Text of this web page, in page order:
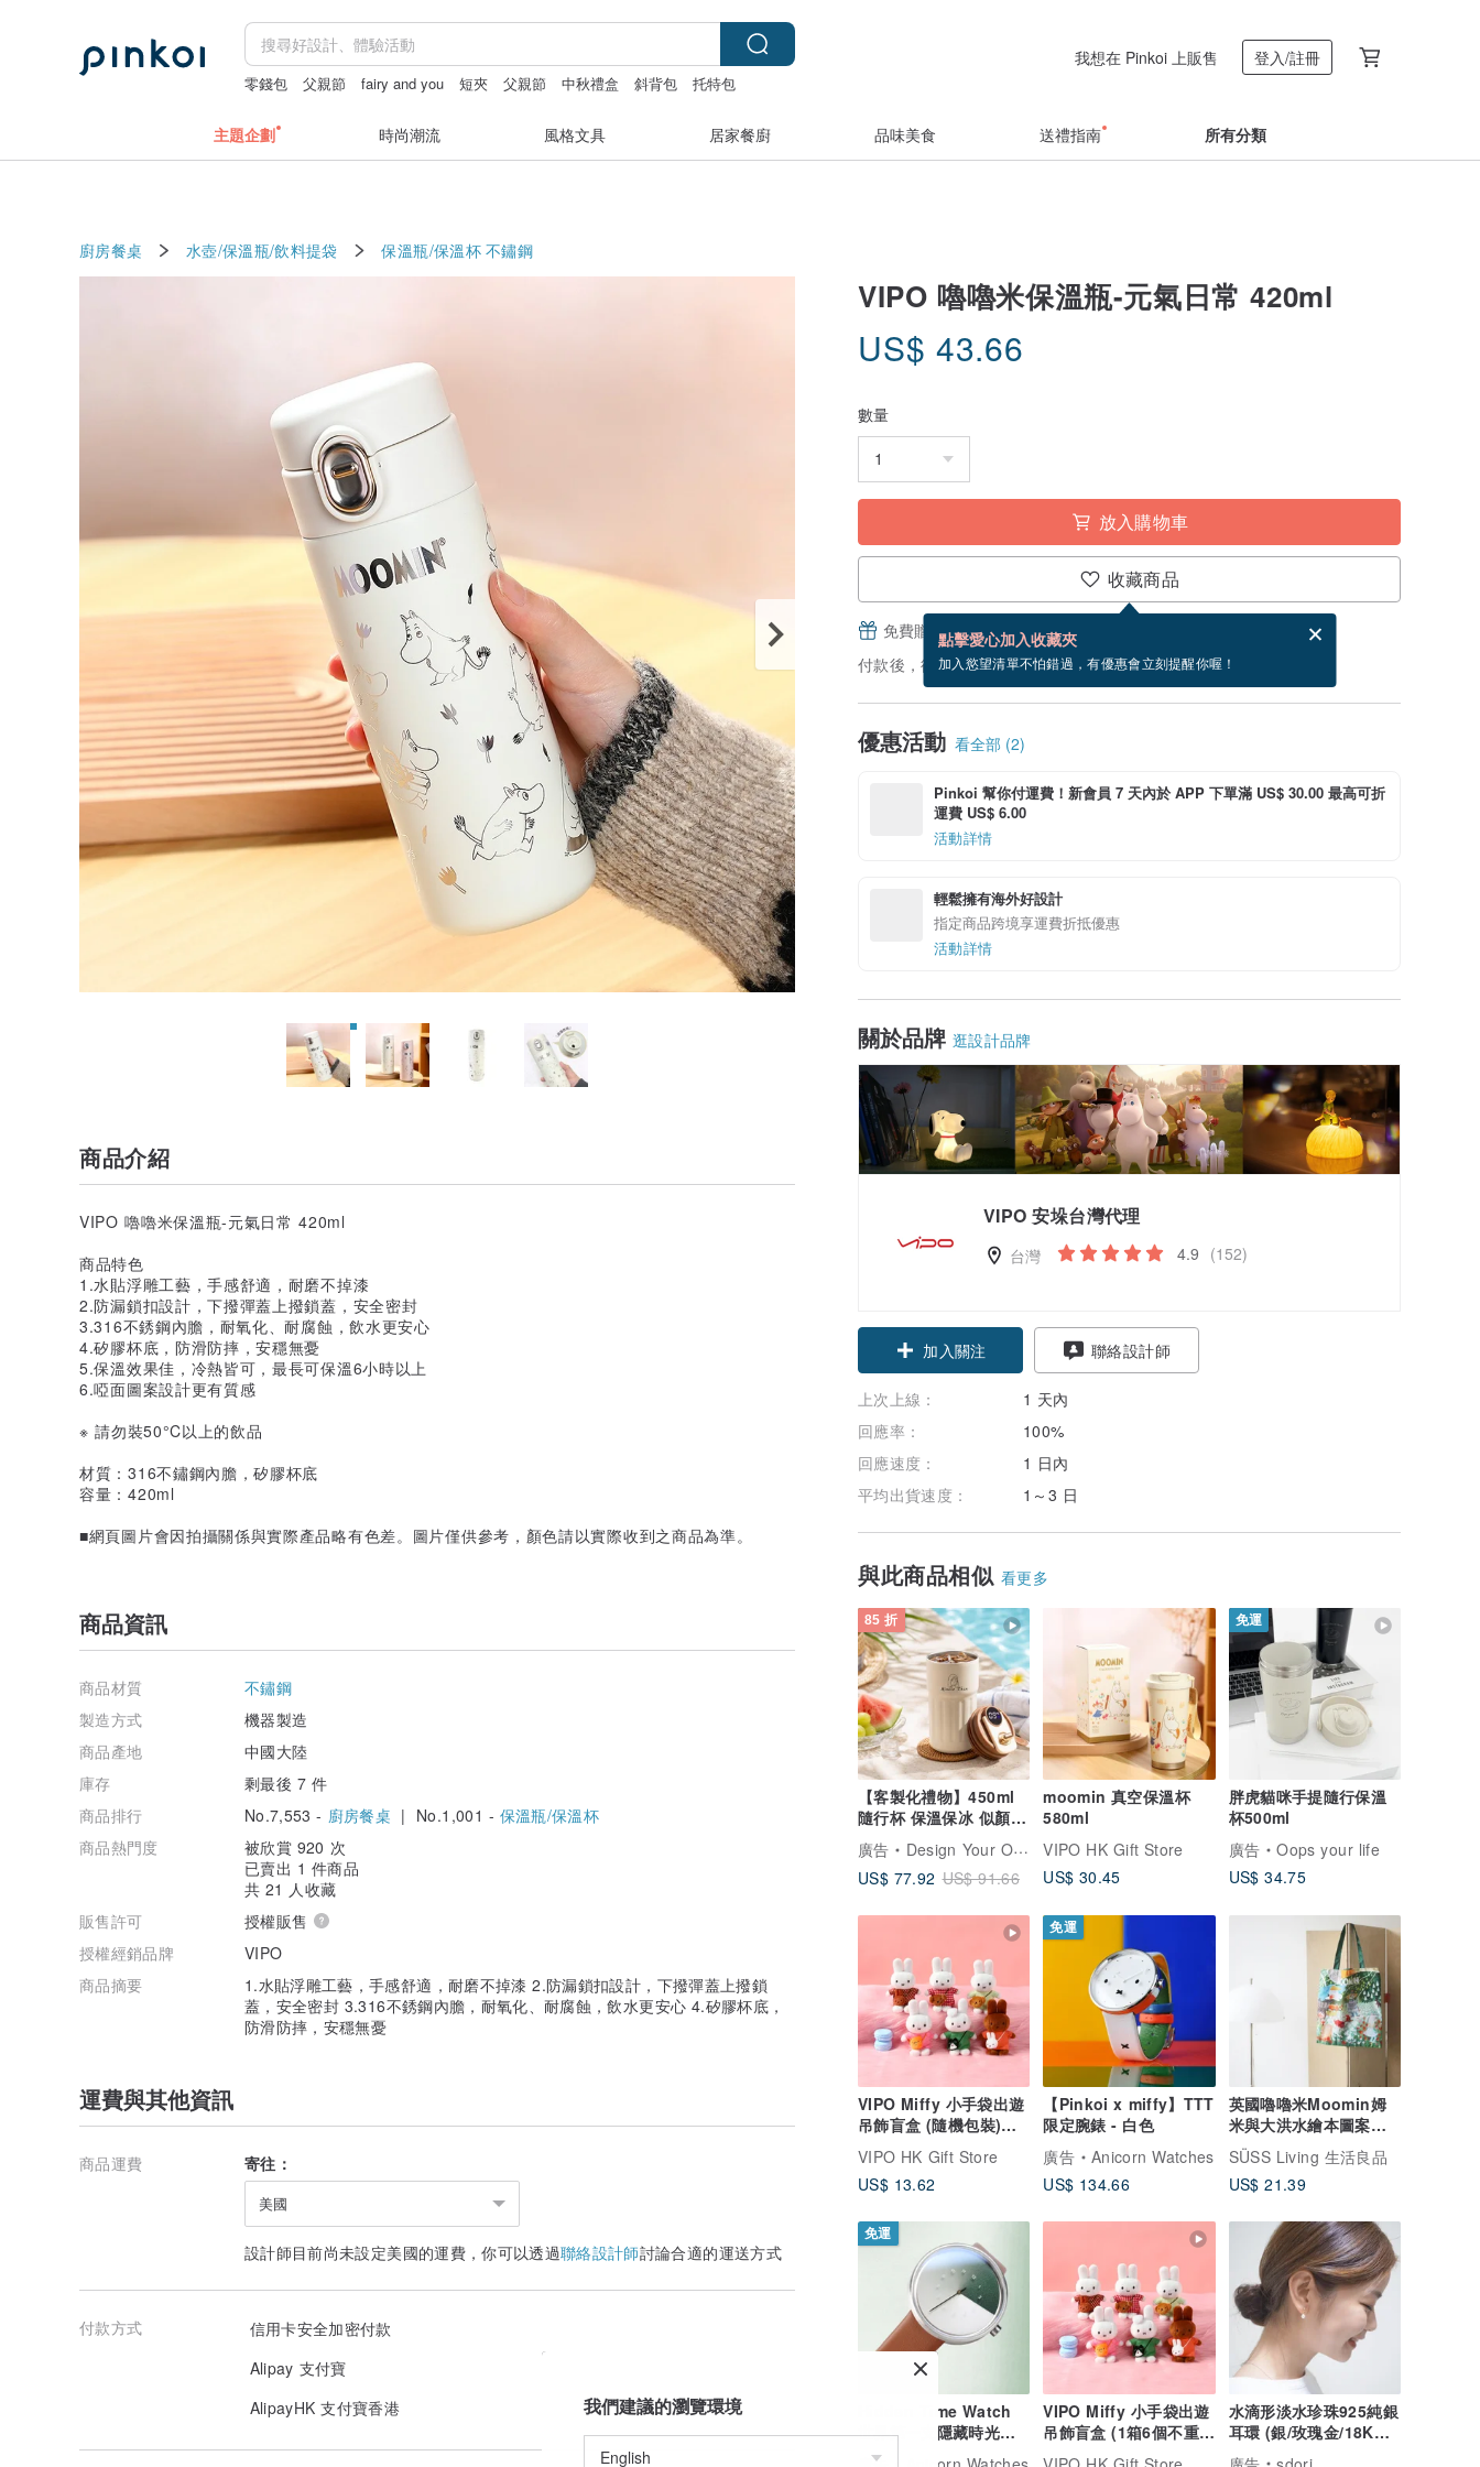
零錢包 父親節 fairy and you 短夾 父親節 中秋禮盒 斜背包 托特包
我想在 Pinkoi 上販售 登入/註冊
主題企劃 時尚潮流 風格文具 居家餐廚 品味美食 送禮指南 所有分類
廚房餐桌 水壺/保溫瓶/飲料提袋 保溫瓶/保溫杯 不鏽鋼
VIPO 嚕嚕米保溫瓶-元氣日常 420ml
US$ 43.66
數量
放入購物車
收藏商品
點擊愛心加入收藏夾
加入慾望清單不怕錯過，有優惠會立刻提醒你喔！
免費贈送電子賀卡，結帳完成後填寫
付款後，從備貨到寄出商品為 2 個工作天。（不包含假日）
優惠活動 看全部 (2)
Pinkoi 幫你付運費！新會員 7 天內於 APP 下單滿 US$ 30.00 最高可折
運費 US$ 6.00
活動詳情
輕鬆擁有海外好設計
指定商品跨境享運費折抵優惠
活動詳情
關於品牌 逛設計品牌
VIPO 安垛台灣代理
台灣 4.9 (152)
加入關注 聯絡設計師
上次上線：
1 天內
回應率：
100%
回應速度：
1 日內
平均出貨速度：
1～3 日
與此商品相似 看更多
85 折
【客製化禮物】450ml
隨行杯 保溫保冰 似顏繪
人像訂製 智能顯溫
廣告
Design Your Own Wine 香港酒瓶雕刻禮品專門店
US$ 77.92 US$ 91.66
moomin 真空保溫杯
580ml
VIPO HK Gift Store
US$ 30.45
免運
胖虎貓咪手提隨行保溫
杯500ml
廣告
Oops your life
US$ 34.75
VIPO Miffy 小手袋出遊
吊飾盲盒 (隨機包裝)
MIF37560
VIPO HK Gift Store
US$ 13.62
免運
【Pinkoi x miffy】TTT
限定腕錶 - 白色
廣告
Anicorn Watches
US$ 134.66
英國嚕嚕米Moomin姆
米與大洪水繪本圖案環
保手提購物袋/收納袋
SÜSS Living 生活良品
US$ 21.39
免運
Hidden Time Watch
世界第一支隱藏時光的
錶-橄欖
VIPO Miffy 小手袋出遊
吊飾盲盒 (1箱6個不重
水滴形淡水珍珠925純銀
耳環 (銀/玫瑰金/18K金)
| 珍珠系列
商品介紹
VIPO 嚕嚕米保溫瓶-元氣日常 420ml
商品特色
1.水貼浮雕工藝，手感舒適，耐磨不掉漆
2.防漏鎖扣設計，下撥彈蓋上撥鎖蓋，安全密封
3.316不銹鋼內膽，耐氧化、耐腐蝕，飲水更安心
4.矽膠杯底，防滑防摔，安穩無憂
5.保溫效果佳，冷熱皆可，最長可保溫6小時以上
6.啞面圖案設計更有質感
※ 請勿裝50°C以上的飲品
材質：316不鏽鋼內膽，矽膠杯底
容量：420ml
■網頁圖片會因拍攝關係與實際產品略有色差。圖片僅供參考，顏色請以實際收到之商品為準。
商品資訊
商品材質
不鏽鋼
製造方式
機器製造
商品產地
中國大陸
庫存
剩最後 7 件
商品排行
No.7,553 - 廚房餐桌 | No.1,001 - 保溫瓶/保溫杯
商品熱門度
被欣賞 920 次
已賣出 1 件商品
共 21 人收藏
販售許可
授權販售
授權經銷品牌
VIPO
商品摘要
1.水貼浮雕工藝，手感舒適，耐磨不掉漆 2.防漏鎖扣設計，下撥彈蓋上撥鎖
蓋，安全密封 3.316不銹鋼內膽，耐氧化、耐腐蝕，飲水更安心 4.矽膠杯底，
防滑防摔，安穩無憂
運費與其他資訊
商品運費 寄往：
美國
設計師目前尚未設定美國的運費，你可以透過聯絡設計師討論合適的運送方式
付款方式
信用卡安全加密付款
Alipay 支付寶
AlipayHK 支付寶香港
我們建議的瀏覽環境